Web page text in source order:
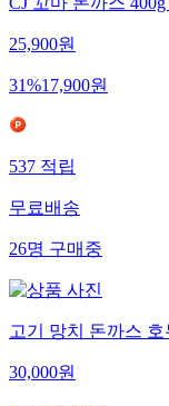
CJ 꼬마 돈까스
25,900원
31%17,900원
537적립
무료배송
26명구매중
고기 망치 돈까스
30,000원